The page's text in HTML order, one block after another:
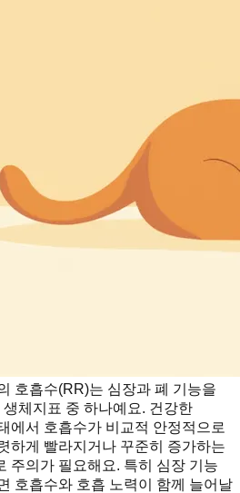
호흡수(RR)는 심장과 폐 기능을
체지표 중 하나예요. 건강한
에서 호흡수가 비교적 안정적으로
하게 빨라지거나 꾸준히 증가하는
주의가 필요해요. 특히 심장 기능
호흡수와 호흡 노력이 함께 늘어날